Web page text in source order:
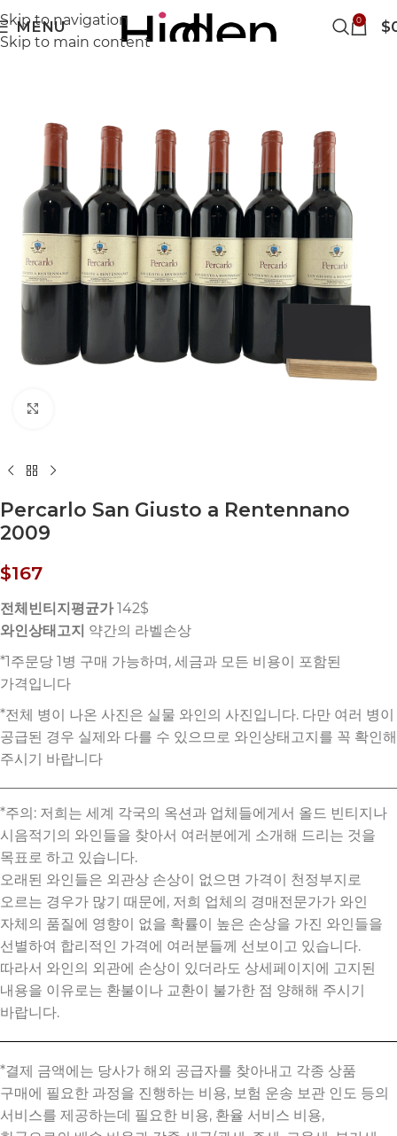
Skip to navigation
Skip to main content
MENU 0 $
Percarlo San Giusto a Rentennano
2009
$167
전체빈티지평균가142$
와인상태고지 약간의 라벨손상
*주의: 저희는 세계 각국의 옥션과 업체들에게서 올드 빈티지나
시음적기의 와인들을 찾아서 여러분에게 소개해 드리는 것을
목표로 하고 있습니다.
오래된 와인들은 외관상 손상이 없으면 가격이 천정부지로
오르는 경우가 많기 때문에, 저희 업체의 경매전문가가 와인
자체의 품질에 영향이 없을 확률이 높은 손상을 가진 와인들을
선별하여 합리적인 가격에 여러분들께 선보이고 있습니다.
따라서 와인의 외관에 손상이 있더라도 상세페이지에 고지된
내용을 이유로는 환불이나 교환이 불가한 점 양해해 주시기
바랍니다.